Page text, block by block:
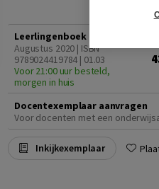
Leerlingenboek havo
Augustus 2020 | ISBN
9789024419784 | 01.03
Voor 21:00 uur besteld,
morgen in huis
Docentexemplaar aanvragen
Voor docenten met een
Inkijkexemplaar